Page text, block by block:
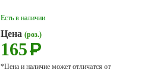
Есть в наличии
Цена (роз.)
165Р
*Цена и наличие может отличатся от